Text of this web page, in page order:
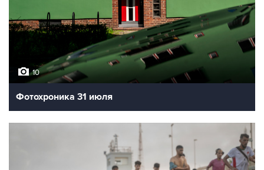
10
Фотохроника 31 июля